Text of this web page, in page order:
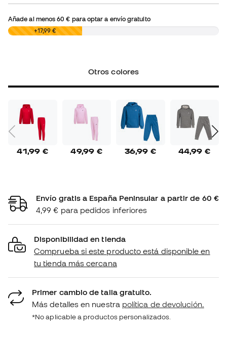
Añade al menos60 € para optar a envío gratuito
0,00 € +17,99 €
Otros colores
41,99 € 49,99 € 36,99 € 44,99 €
Envío gratis a España Peninsular a partir de 60 €
4,99 € para pedidos inferiores
Disponibilidad en tienda
Comprueba si este producto está disponible en
tu tienda más cercana
Primer cambio de talla gratuito.
Más detalles en nuestra política de devolución.
*No aplicable a productos personalizados.